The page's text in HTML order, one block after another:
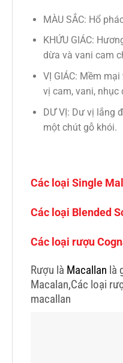
MÀU SẮC: Hổ
KHỨU GIÁC:
dừa và vani cam
VỊ GIÁC: Mềm
vị cam, vani, nhục
DƯ VỊ: Dư vị lắng
một chút gỗ khói.
Các loại Single
Các loại Blended
Các loại rượu
Rượu là Macallan là
Macalan,Các loại
macallan